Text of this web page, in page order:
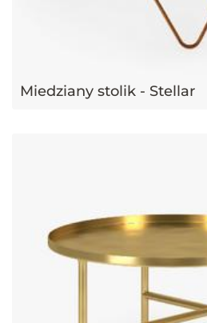
Miedziany stolik - Stellar